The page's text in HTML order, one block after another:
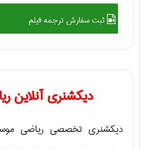
ثبت سفارش ترجمه فیلم
دیکشنری آنلاین
دیکشنری تخصصی ریاضی